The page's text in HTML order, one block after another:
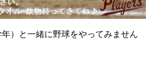
）と一緒に野球をやってみません